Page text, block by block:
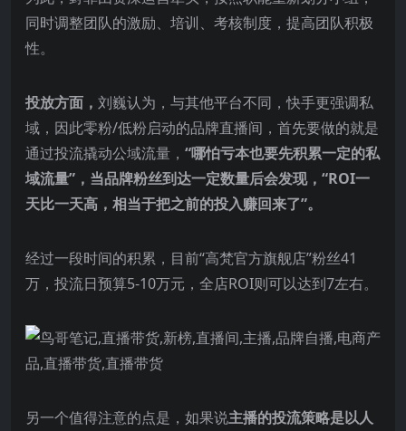
同时调整团队的激励、培训、考核制度，提高团队积极
性。
投放方面， 刘巍认为，与其他平台不同，快手更强调私
域，因此零粉/低粉启动的品牌直播间，首先要做的就是
通过投流撬动公域流量， “哪怕亏本也要先积累一定的私
域流量”，当品牌粉丝到达一定数量后会发现，“ROI一
天比一天高，相当于把之前的投入赚回来了”。
经过一段时间的积累，目前“高梵官方旗舰店”粉丝41
万，投流日预算5-10万元，全店ROI则可以达到7左右。
另一个值得注意的点是，如果说主播的投流策略是以人